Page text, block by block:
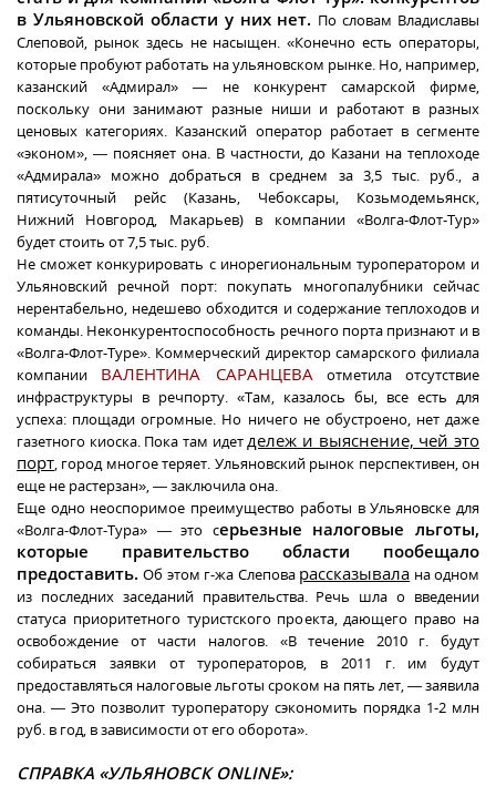
в Ульяновской области у них нет. По словам Владиславы
Слеповой, рынок здесь не насыщен. «Конечно есть операторы,
которые пробуют работать на ульяновском рынке. Но, например,
казанский «Адмирал» — не конкурент самарской фирме,
поскольку они занимают разные ниши и работают в разных
ценовых категориях. Казанский оператор работает в сегменте
«эконом», — поясняет она. В частности, до Казани на теплоходе
«Адмирала» можно добраться в среднем за 3,5 тыс. руб., а
пятисуточный рейс (Казань, Чебоксары, Козьмодемьянск,
Нижний Новгород, Макарьев) в компании «Волга-Флот-Тур»
будет стоить от 7,5 тыс. руб.
Не сможет конкурировать с инорегиональным туроператором и
Ульяновский речной порт: покупать многопалубники сейчас
нерентабельно, недешево обходится и содержание теплоходов и
команды. Неконкурентоспособность речного порта признают и в
«Волга-Флот-Туре». Коммерческий директор самарского филиала
компании ВАЛЕНТИНА САРАНЦЕВАотметила отсутствие
инфраструктуры в речпорту. «Там, казалось бы, все есть для
успеха: площади огромные. Но ничего не обустроено, нет даже
газетного киоска. Пока там идетдележ и выяснение, чей это
порт, город многое теряет. Ульяновский рынок перспективен, он
еще не растерзан», — заключила она.
Еще одно неоспоримое преимущество работы в Ульяновске для
«Волга-Флот-Тура» — это серьезные налоговые льготы,
которые правительство области пообещало
предоставить.Об этом г-жа Слепова рассказывала на одном
из последних заседаний правительства. Речь шла о введении
статуса приоритетного туристского проекта, дающего право на
освобождение от части налогов. «В течение 2010 г. будут
собираться заявки от туроператоров, в 2011 г. им будут
предоставляться налоговые льготы сроком на пять лет, — заявила
она. — Это позволит туроператору сэкономить порядка 1-2 млн
руб. в год, в зависимости от его оборота».
СПРАВКА «УЛЬЯНОВСК ONLINE»: